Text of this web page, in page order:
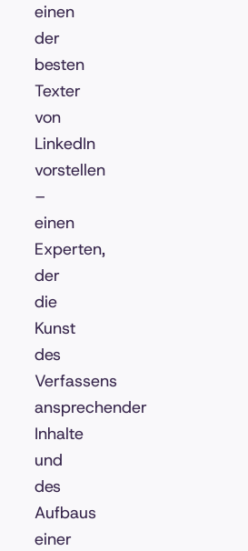
einen
der
besten
Texter
von
LinkedIn
vorstellen
–
einen
Experten,
der
die
Kunst
des
Verfassens
ansprechender
Inhalte
und
des
Aufbaus
einer